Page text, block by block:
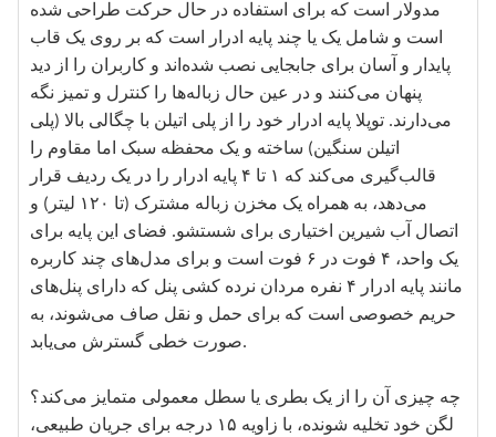
مدولار است که برای استفاده در حال حرکت طراحی شده
است و شامل یک یا چند پایه ادرار است که بر روی یک قاب
پایدار و آسان برای جابجایی نصب شده‌اند و کاربران را از دید
پنهان می‌کنند و در عین حال زباله‌ها را کنترل و تمیز نگه
می‌دارند. توپلا پایه ادرار خود را از پلی اتیلن با چگالی بالا (پلی
اتیلن سنگین) ساخته و یک محفظه سبک اما مقاوم را
قالب‌گیری می‌کند که ۱ تا ۴ پایه ادرار را در یک ردیف قرار
می‌دهد، به همراه یک مخزن زباله مشترک (تا ۱۲۰ لیتر) و
اتصال آب شیرین اختیاری برای شستشو. فضای این پایه برای
یک واحد، ۴ فوت در ۶ فوت است و برای مدل‌های چند کاربره
مانند پایه ادرار ۴ نفره مردان نرده کشی پنل که دارای پنل‌های
حریم خصوصی است که برای حمل و نقل صاف می‌شوند، به
صورت خطی گسترش می‌یابد.
چه چیزی آن را از یک بطری یا سطل معمولی متمایز می‌کند؟
لگن خود تخلیه شونده، با زاویه ۱۵ درجه برای جریان طبیعی،